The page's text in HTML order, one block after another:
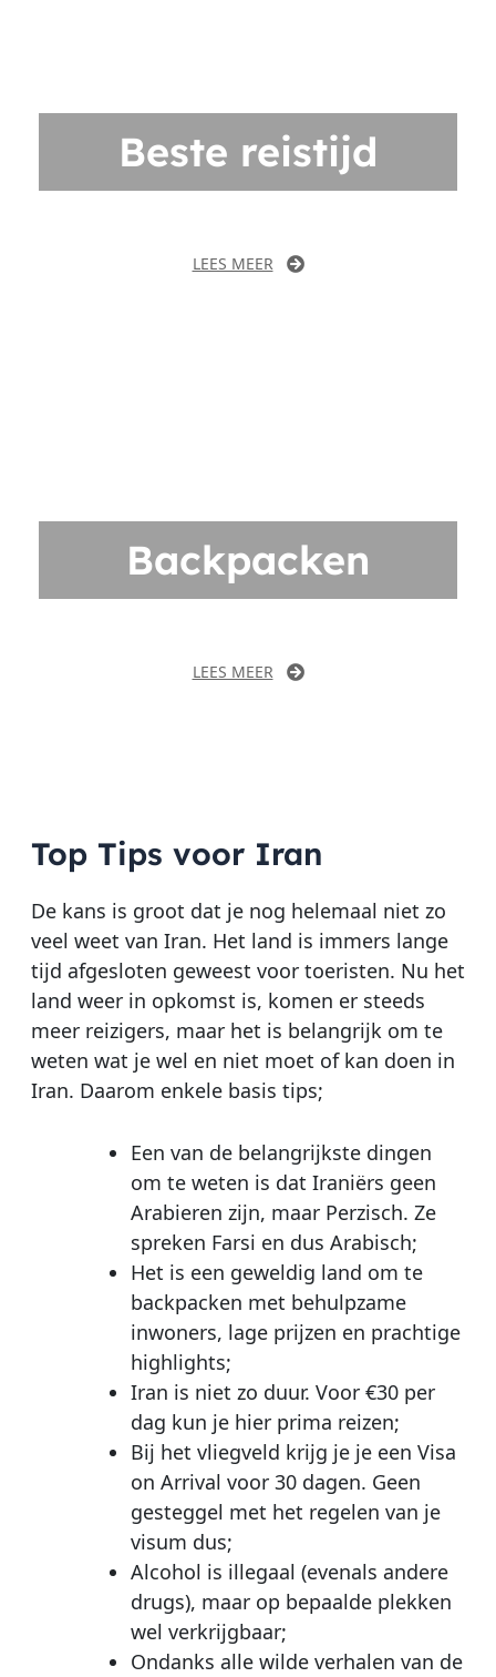
Beste reistijd
LEES MEER
Backpacken
LEES MEER
Top Tips voor Iran
De kans is groot dat je nog helemaal niet zo
veel weet van Iran. Het land is immers lange
tijd afgesloten geweest voor toeristen. Nu het
land weer in opkomst is, komen er steeds
meer reizigers, maar het is belangrijk om te
weten wat je wel en niet moet of kan doen in
Iran. Daarom enkele basis tips;
Een van de belangrijkste dingen
om te weten is dat Iraniërs geen
Arabieren zijn, maar Perzisch. Ze
spreken Farsi en dus Arabisch;
Het is een geweldig land om te
backpacken met behulpzame
inwoners, lage prijzen en prachtige
highlights;
Iran is niet zo duur. Voor €30 per
dag kun je hier prima reizen;
Bij het vliegveld krijg je je een Visa
on Arrival voor 30 dagen. Geen
gesteggel met het regelen van je
visum dus;
Alcohol is illegaal (evenals andere
drugs), maar op bepaalde plekken
wel verkrijgbaar;
Ondanks alle wilde verhalen van de